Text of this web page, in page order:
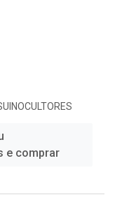
e comprar